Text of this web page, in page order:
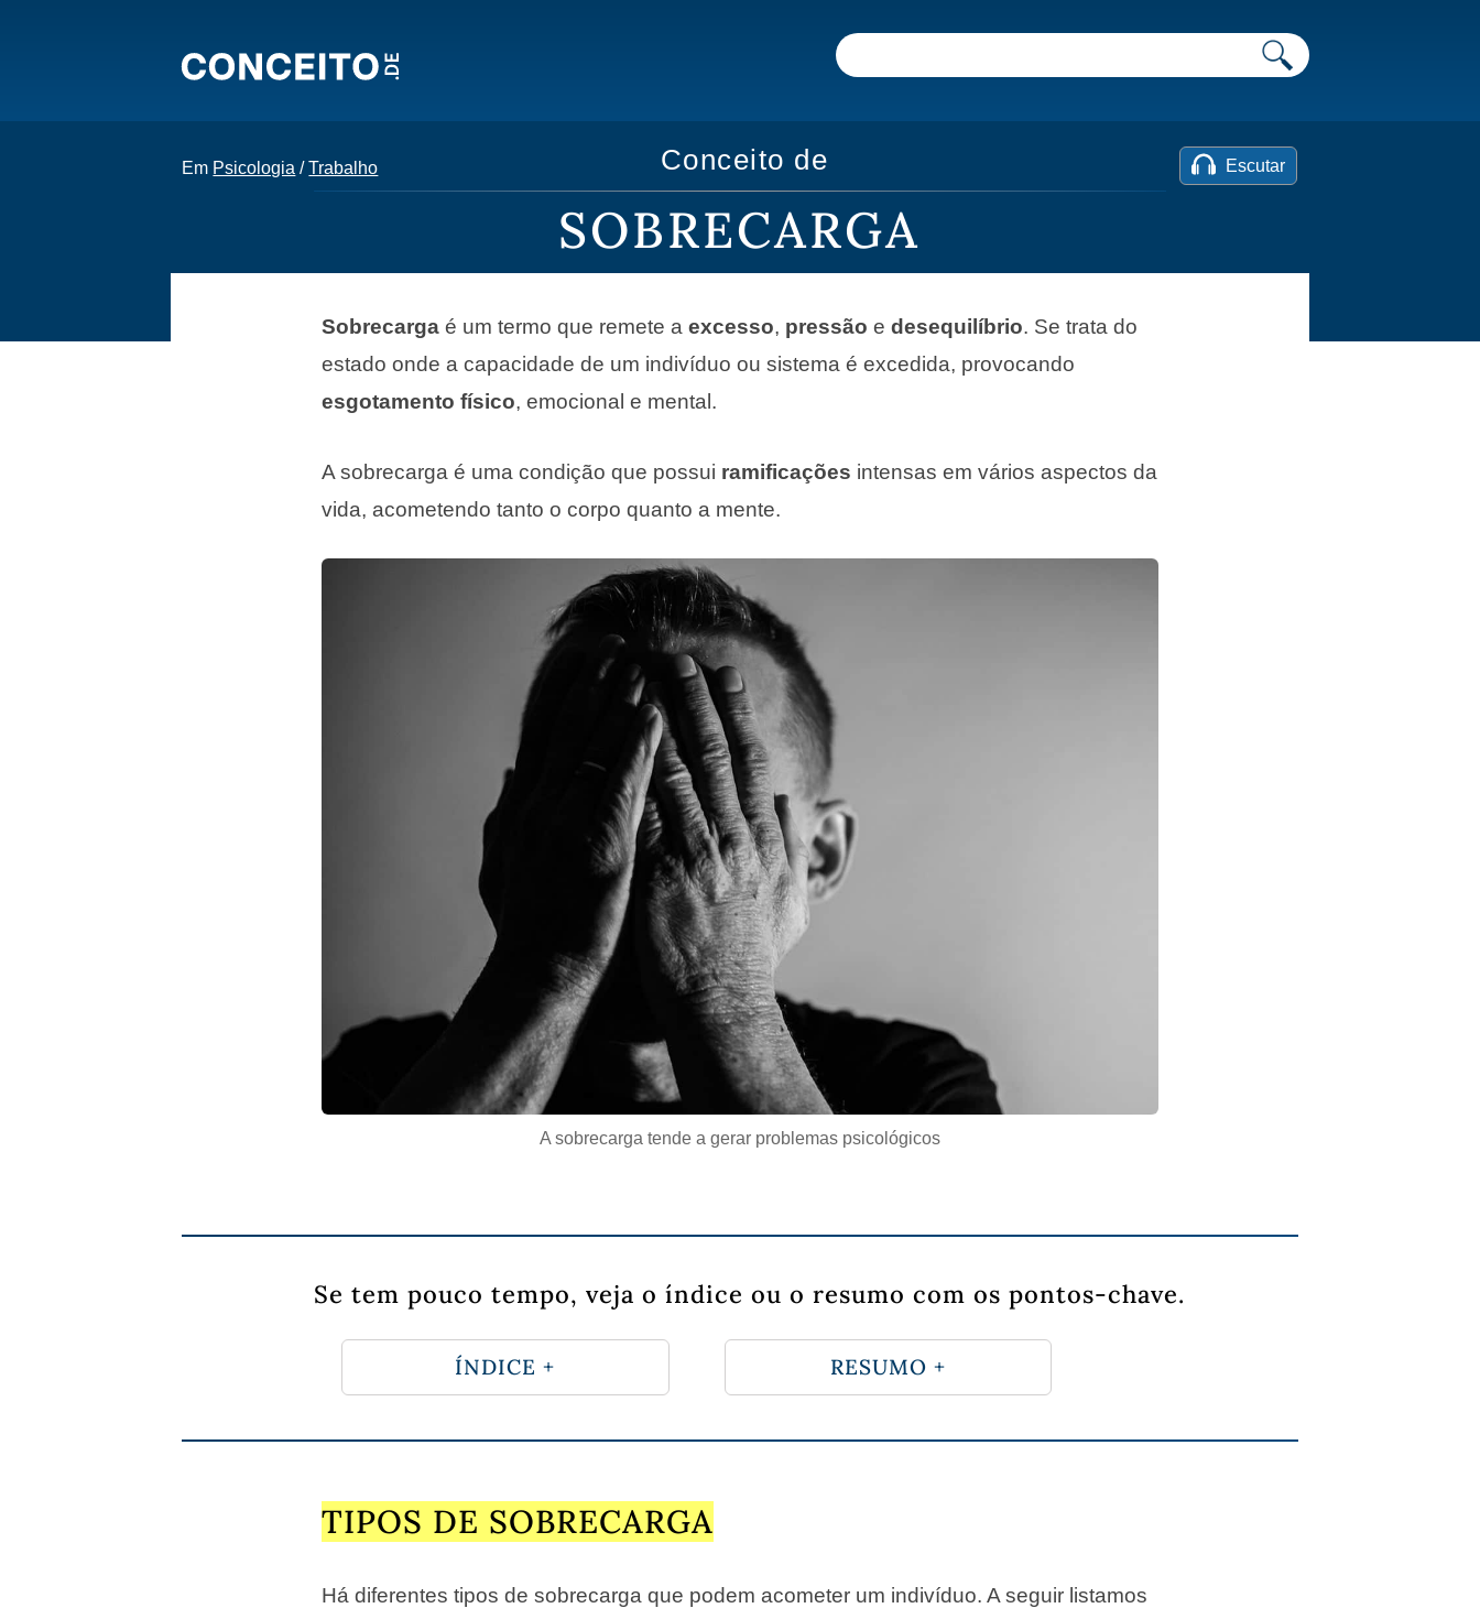
Em Psicologia /Trabalho Escutar
Conceito de
SOBRECARGA
A sobrecarga tende a gerar problemas psicológicos
Sobrecarga é um termo que remete aexcesso, pressão edesequilíbrio. Se trata do
estado onde a capacidade de um indivíduo ou sistema é excedida, provocando
esgotamento físico, emocional e mental.
A sobrecarga é uma condição que possui ramificações intensas em vários aspectos da
vida, acometendo tanto o corpo quanto a mente.
Se tem pouco tempo, veja o índice ou o resumo com os pontos-chave.
ÍNDICE + RESUMO +
TIPOS DE SOBRECARGA
Há diferentes tipos de sobrecarga que podem acometer um indivíduo. A seguir listamos